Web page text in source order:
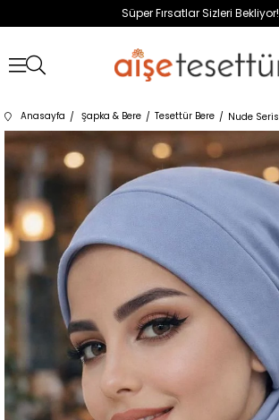
Süper Fırsatlar Sizleri Bekliyor!
Anasayfa Şapka & Bere Tesettür Bere